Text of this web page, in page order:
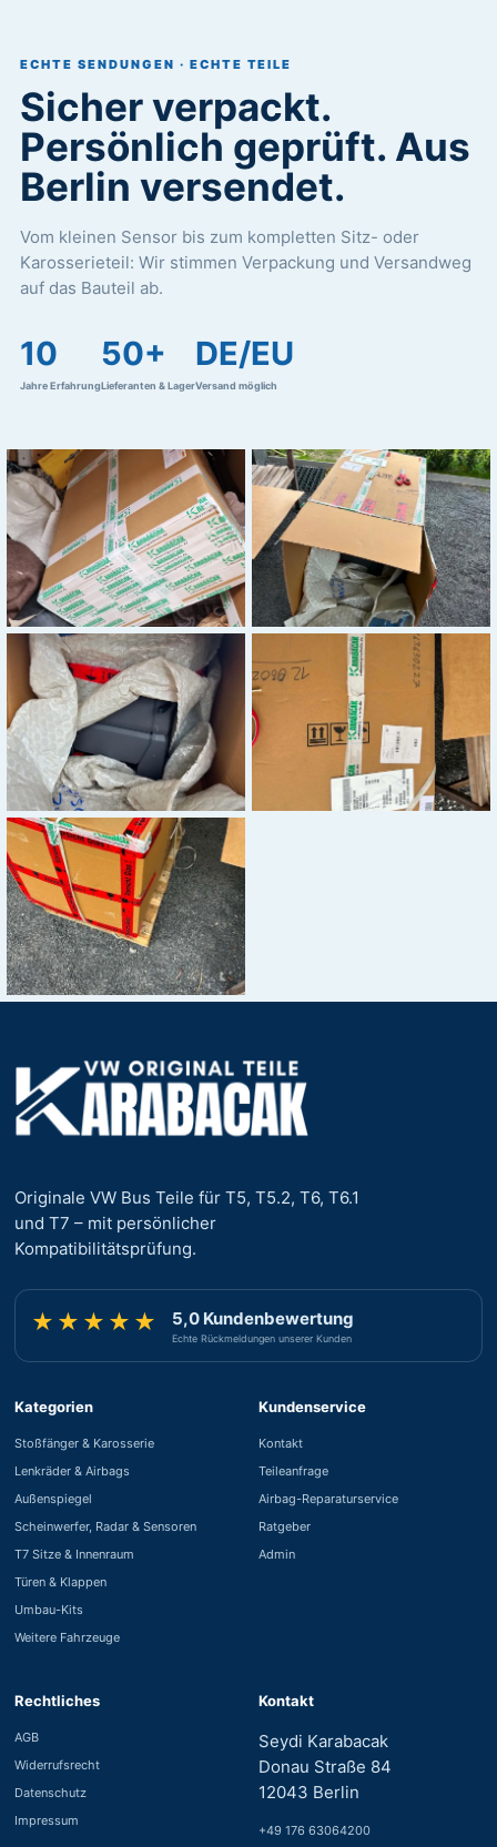
ECHTE SENDUNGEN · ECHTE TEILE
Sicher verpackt.
Persönlich geprüft. Aus
Berlin versendet.
Vom kleinen Sensor bis zum kompletten Sitz- oder
Karosserieteil: Wir stimmen Verpackung und Versandweg
auf das Bauteil ab.
10
Jahre Erfahrung
50+
Lieferanten & Lager
DE/EU
Versand möglich
Originale VW Bus Teile für T5, T5.2, T6, T6.1
und T7 – mit persönlicher
Kompatibilitätsprüfung.
★★★★★ 5,0 Kundenbewertung
Echte Rückmeldungen unserer Kunden
Kategorien
Stoßfänger & Karosserie
Lenkräder & Airbags
Außenspiegel
Scheinwerfer, Radar & Sensoren
T7 Sitze & Innenraum
Türen & Klappen
Umbau-Kits
Weitere Fahrzeuge
Kundenservice
Kontakt
Teileanfrage
Airbag-Reparaturservice
Ratgeber
Admin
Rechtliches
AGB
Widerrufsrecht
Datenschutz
Impressum
Kontakt
Seydi Karabacak
Donau Straße 84
12043 Berlin
+49 176 63064200